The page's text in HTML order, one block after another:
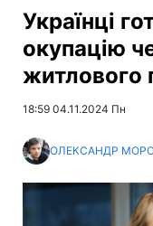
Українці
окупацію
житлового
18:59 04.11.2024 Пн
ОЛЕКСАНДР